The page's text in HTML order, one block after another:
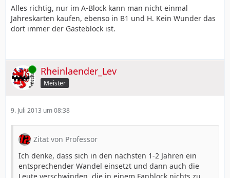
hatte.
Die 330 € im Sitzplatz sind eine logische Konsequenz
aus dem kompletten BayArena Preisgefüge. Die
eine Fanblockermäßigung auf den eigentlich
regulären 330 € Preis. Nur der D-Block hat alles
gemacht nur keine Fanblockermäßigung gerechtfertigt.
Angleichung an den E-Block ist der
Fluktuationsgedanke. Für Leute aus den Blöcken B und
A ist dieser Preis immer noch günstiger als in ihren
bisherigen Blöcken und setzt somit einen Anreiz für
viele in den
Fanblock zu kommen. Ich denke, dass sich in den
nächsten 1-2 Jahren ein entsprechender Wandel
Alles richtig, nur im A-Block kann man nicht einmal
Jahreskarten kaufen, ebenso in B1 und H. Kein Wunder das
dort immer der Gästeblock ist.
Online Rheinlaender_Lev
Meister
9. Juli 2013 um 08:38
Zitat von Professor
Ich denke, dass sich in den nächsten 1-2 Jahren ein
entsprechender Wandel einsetzt und dann auch die